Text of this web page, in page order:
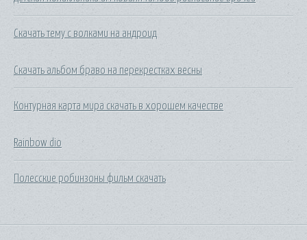
Скачать тему с волками на андроид
Скачать альбом браво на перекрестках весны
Контурная карта мира скачать в хорошем качестве
Rainbow dio
Полесские робинзоны фильм скачать